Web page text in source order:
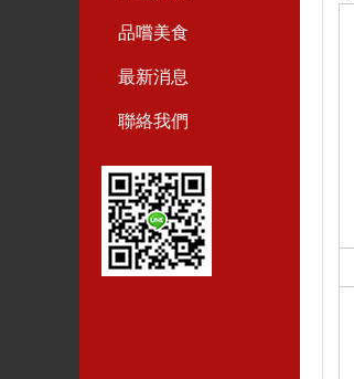
品嚐美食
最新消息
聯絡我們